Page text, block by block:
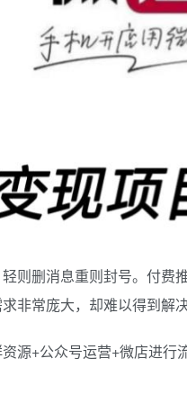
则删消息重则封号。付费
非常庞大，却难以得到解
源+公众号运营+微店进行